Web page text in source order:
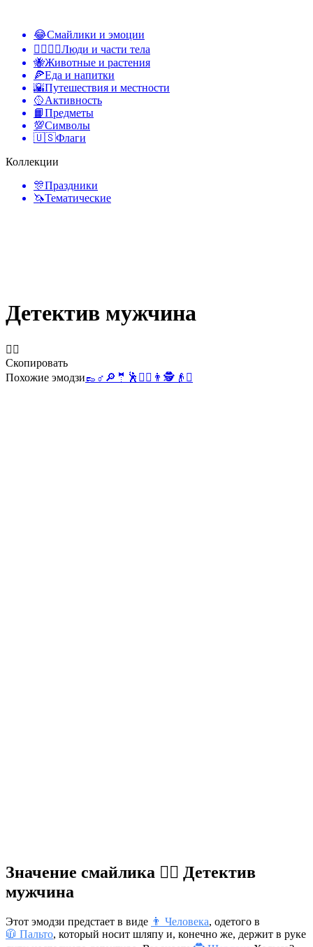
😂Смайлики и эмоции
👩‍❤️‍💋‍👨Люди и части тела
🐝Животные и растения
🍕Еда и напитки
🌇Путешествия и местности
🥎Активность
📙Предметы
💯Символы
🇺🇸Флаги
Коллекции
🎊Праздники
🦄Тематические
Детектив мужчина
🕵️‍♂️
Скопировать
Похожие эмодзи👞 ♂️ 🔎 🤵 🕺 🕵️‍♀️ 👨 🕵️ 👴 🫆
Значение смайлика 🕵️‍♂️ Детектив
мужчина
Этот эмодзи предстает в виде 👨 Человека, одетого в
🧥 Пальто, который носит шляпу и, конечно же, держит в руке